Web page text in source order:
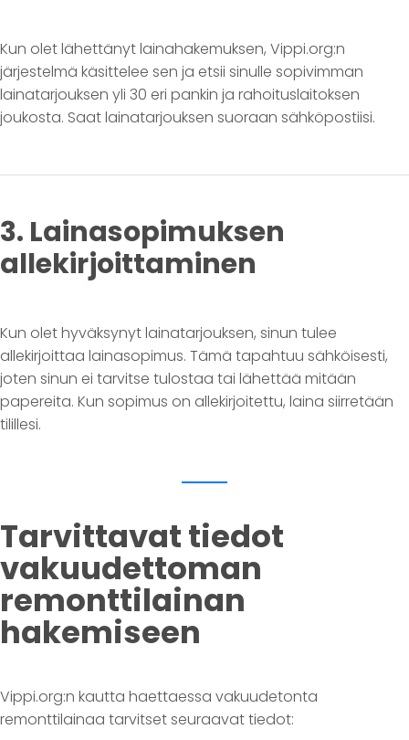
Kun olet lähettänyt lainahakemuksen, Vippi.org:n
järjestelmä käsittelee sen ja etsii sinulle sopivimman
lainatarjouksen yli 30 eri pankin ja rahoituslaitoksen
joukosta. Saat lainatarjouksen suoraan sähköpostiisi.
3. Lainasopimuksen
allekirjoittaminen
Kun olet hyväksynyt lainatarjouksen, sinun tulee
allekirjoittaa lainasopimus. Tämä tapahtuu sähköisesti,
joten sinun ei tarvitse tulostaa tai lähettää mitään
papereita. Kun sopimus on allekirjoitettu, laina siirretään
tilillesi.
Tarvittavat tiedot
vakuudettoman
remonttilainan
hakemiseen
Vippi.org:n kautta haettaessa vakuudetonta
remonttilainaa tarvitset seuraavat tiedot: